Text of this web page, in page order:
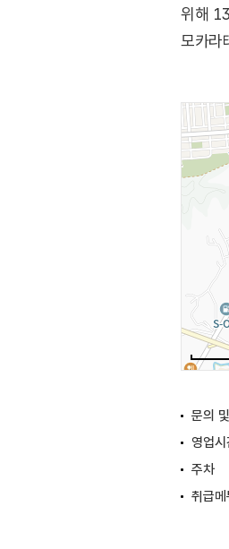
위해
모카라
문의
영업
주차
취급메